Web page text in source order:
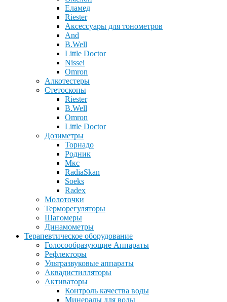
Еламед
Riester
Аксессуары для тонометров
And
B.Well
Little Doctor
Nissei
Omron
Алкотестеры
Стетоскопы
Riester
B.Well
Omron
Little Doctor
Дозиметры
Торнадо
Родник
Мкс
RadiaSkan
Soeks
Radex
Молоточки
Терморегуляторы
Шагомеры
Динамометры
Терапевтическое оборудование
Голосообразующие Аппараты
Рефлекторы
Ультразвуковые аппараты
Аквадистилляторы
Активаторы
Контроль качества воды
Минералы для воды